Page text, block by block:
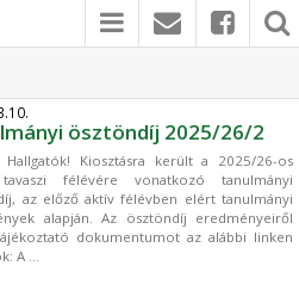
ösztöndíj 2025/26/2
Hallgatók! Kiosztásra került a 2025/26-os
félévére vonatkozó tanulmányi
az előző aktív félévben elért tanulmányi
alapján. Az ösztöndíj eredményeiről
dokumentumot az alábbi linken
A ...